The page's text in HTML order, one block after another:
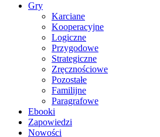
Gry
Karciane
Kooperacyjne
Logiczne
Przygodowe
Strategiczne
Zręcznościowe
Pozostałe
Familijne
Paragrafowe
Ebooki
Zapowiedzi
Nowości